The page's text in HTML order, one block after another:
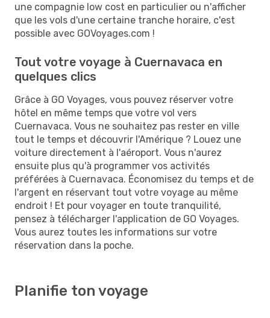
une compagnie low cost en particulier ou n'afficher
que les vols d'une certaine tranche horaire, c'est
possible avec GOVoyages.com !
Tout votre voyage à Cuernavaca en
quelques clics
Grâce à GO Voyages, vous pouvez réserver votre
hôtel en même temps que votre vol vers
Cuernavaca. Vous ne souhaitez pas rester en ville
tout le temps et découvrir l'Amérique ? Louez une
voiture directement à l'aéroport. Vous n'aurez
ensuite plus qu'à programmer vos activités
préférées à Cuernavaca. Économisez du temps et de
l'argent en réservant tout votre voyage au même
endroit ! Et pour voyager en toute tranquilité,
pensez à télécharger l'application de GO Voyages.
Vous aurez toutes les informations sur votre
réservation dans la poche.
Planifie ton voyage